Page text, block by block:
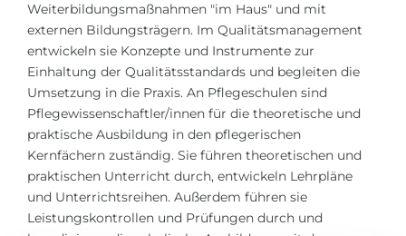
Weiterbildungsmaßnahmen "im Haus" und mit
externen Bildungsträgern. Im Qualitätsmanagement
entwickeln sie Konzepte und Instrumente zur
Einhaltung der Qualitätsstandards und begleiten die
Umsetzung in die Praxis. An Pflegeschulen sind
Pflegewissenschaftler/innen für die theoretische und
praktische Ausbildung in den pflegerischen
Kernfächern zuständig. Sie führen theoretischen und
praktischen Unterricht durch, entwickeln Lehrpläne
und Unterrichtsreihen. Außerdem führen sie
Leistungskontrollen und Prüfungen durch und